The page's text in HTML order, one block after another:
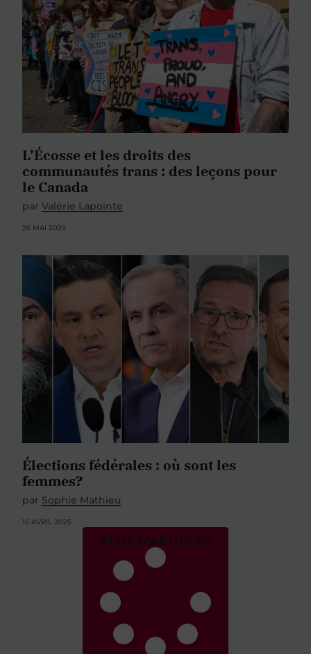
L’Écosse et les droits des
communautés trans : des leçons pour
le Canada
par Valérie Lapointe
26 MAI 2025
Élections fédérales : où sont les
femmes?
par Sophie Mathieu
15 AVRIL 2025
PLUS D'ARTICLES